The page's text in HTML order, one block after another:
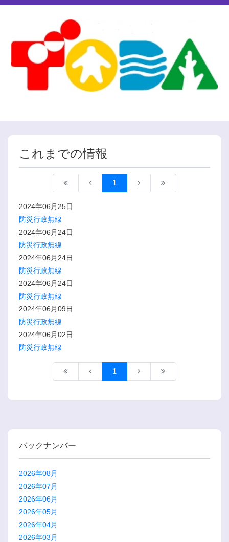
これまでの情報
1
2024年06月25日
防災行政無線
2024年06月24日
防災行政無線
2024年06月24日
防災行政無線
2024年06月24日
防災行政無線
2024年06月09日
防災行政無線
2024年06月02日
防災行政無線
1
バックナンバー
2026年08月
2026年07月
2026年06月
2026年05月
2026年04月
2026年03月